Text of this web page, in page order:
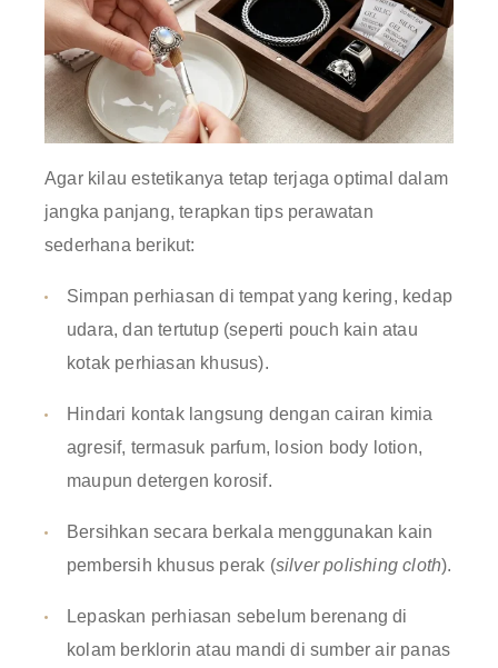
Agar kilau estetikanya tetap terjaga optimal dalam
jangka panjang, terapkan tips perawatan
sederhana berikut:
Simpan perhiasan di tempat yang kering, kedap
udara, dan tertutup (seperti pouch kain atau
kotak perhiasan khusus).
Hindari kontak langsung dengan cairan kimia
agresif, termasuk parfum, losion body lotion,
maupun detergen korosif.
Bersihkan secara berkala menggunakan kain
pembersih khusus perak (silver polishing cloth).
Lepaskan perhiasan sebelum berenang di
kolam berklorin atau mandi di sumber air panas